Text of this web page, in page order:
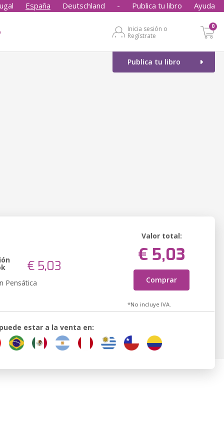
España Deutschland - Publica tu libro Ayuda
Inicia sesión o
Regístrate
0
Publica tu libro
€ 5,03
Pensática
Valor total:
€ 5,03
Comprar
*No incluye IVA.
estar a la venta en: